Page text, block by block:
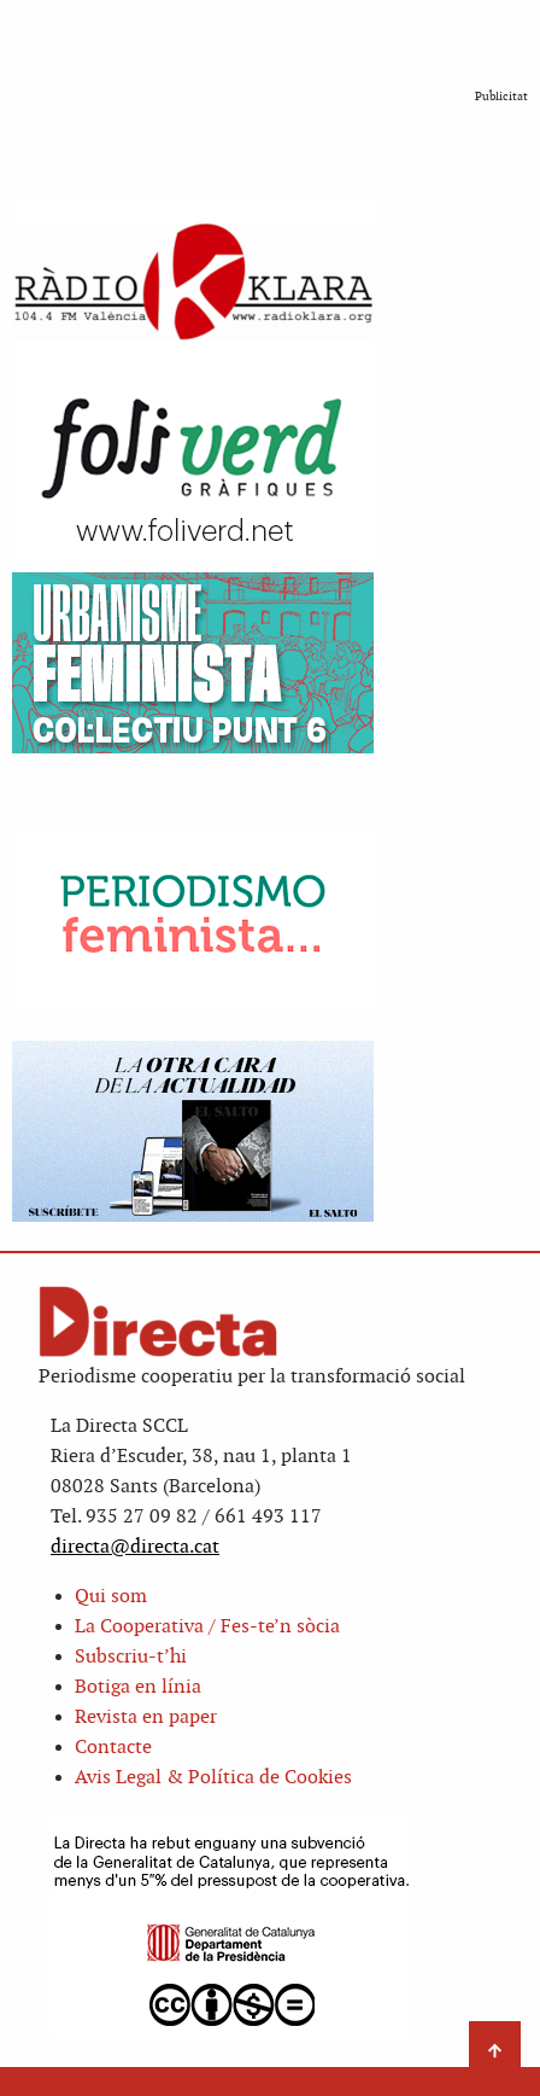
Publicitat
Periodisme cooperatiu per la transformació social
La Directa SCCL
Riera d’Escuder, 38, nau 1, planta 1
08028 Sants (Barcelona)
Tel. 935 27 09 82 / 661 493 117
directa@directa.cat
Qui som
La Cooperativa / Fes-te’n sòcia
Subscriu-t’hi
Botiga en línia
Revista en paper
Contacte
Avis Legal & Política de Cookies